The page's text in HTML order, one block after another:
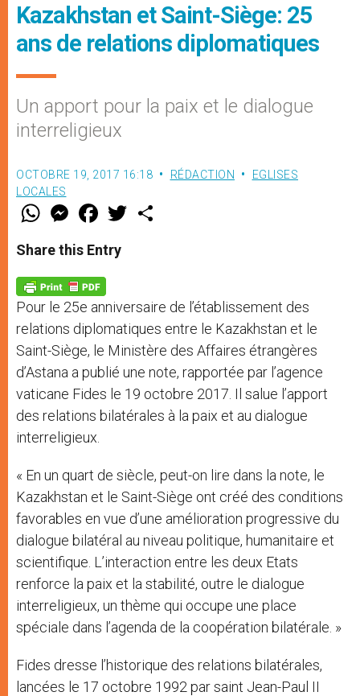
Kazakhstan et Saint-Siège: 25
ans de relations diplomatiques
Un apport pour la paix et le dialogue
interreligieux
OCTOBRE 19, 2017 16:18 RÉDACTION
EGLISES
LOCALES
W
t
s
p
p
M
e
s
e
g
e
r
F
a
e
b
o
k
w
Share this Entry
Pour le 25e anniversaire de l’établissement des
relations diplomatiques entre le Kazakhstan et le
Saint-Siège, le Ministère des Affaires étrangères
d’Astana a publié une note, rapportée par l’agence
vaticane Fides le 19 octobre 2017. Il salue l’apport
des relations bilatérales à la paix et au dialogue
interreligieux.
« En un quart de siècle, peut-on lire dans la note, le
Kazakhstan et le Saint-Siège ont créé des conditions
favorables en vue d’une amélioration progressive du
dialogue bilatéral au niveau politique, humanitaire et
scientifique. L’interaction entre les deux Etats
renforce la paix et la stabilité, outre le dialogue
interreligieux, un thème qui occupe une place
spéciale dans l’agenda de la coopération bilatérale. »
Fides dresse l’historique des relations bilatérales,
lancées le 17 octobre 1992 par saint Jean-Paul II